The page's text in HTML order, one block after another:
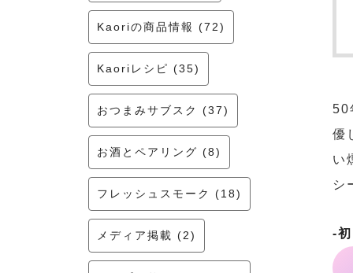
50
優
い
シ
-
Kaoriの商品情報 (72)
Kaoriレシピ (35)
おつまみサブスク (37)
お酒とペアリング (8)
フレッシュスモーク (18)
メディア掲載 (2)